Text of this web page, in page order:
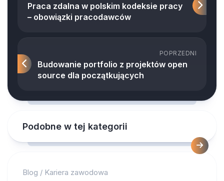
Praca zdalna w polskim kodeksie pracy
– obowiązki pracodawców
POPRZEDNI
Budowanie portfolio z projektów open
source dla początkujących
Podobne w tej kategorii
Blog / Kariera zawodowa